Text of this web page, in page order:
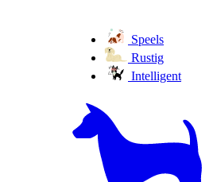
Speels
Rustig
Intelligent